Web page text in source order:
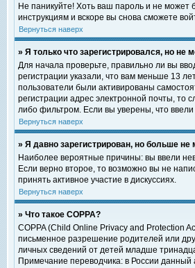
Не паникуйте! Хоть ваш пароль и не может
инструкциям и вскоре вы снова сможете
Вернуться наверх
» Я только что зарегистрировался, но не
Для начала проверьте, правильно ли вы
регистрации указали, что вам меньше 13
пользователи были активированы
регистрации адрес электронной почты, то
либо фильтром. Если вы уверены, что
Вернуться наверх
» Я давно зарегистрирован, но больше не
Наиболее вероятные причины: вы ввели
Если верно второе, то возможно вы не
принять активное участие в дискуссиях.
Вернуться наверх
» Что такое COPPA?
COPPA (Child Online Privacy and Protection
письменное разрешение родителей или
личных сведений от детей младше
Примечание переводчика: в России